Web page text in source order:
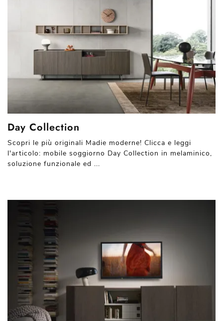
Day Collection
Scopri le più originali Madie moderne! Clicca e leggi
l'articolo: mobile soggiorno Day Collection in melaminico,
soluzione funzionale ed ...